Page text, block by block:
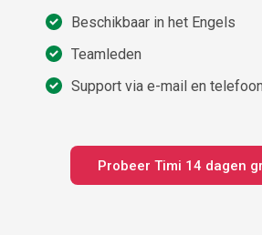
Beschikbaar in het Engels
Teamleden
Support via e-mail en telefoon
Probeer Timi 14 dagen